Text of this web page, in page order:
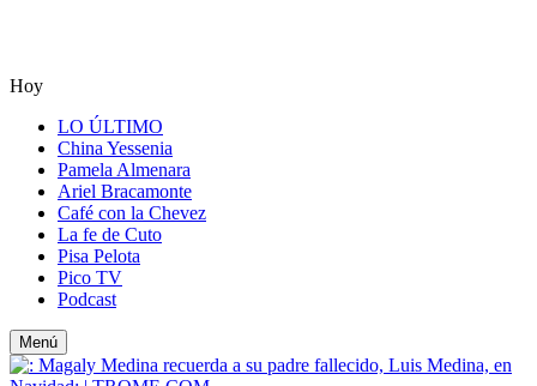
Hoy
LO ÚLTIMO
China Yessenia
Pamela Almenara
Ariel Bracamonte
Café con la Chevez
La fe de Cuto
Pisa Pelota
Pico TV
Podcast
Menú